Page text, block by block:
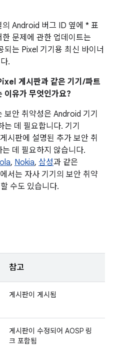
Android 버그 ID 옆에 * 표
문제에 관한 업데이트는
되는 Pixel 기기용 최신 바이너
.
게시판과 같은 기기/파트
이유가 무엇인가요?
보안 취약성은 Android 기기
데 필요합니다. 기기
시판에 설명된 추가 보안 취
데 필요하지 않습니다.
, Nokia, 삼성과 같은
서는 자사 기기의 보안 취약
수도 있습니다.
참고
게시판이 게시됨
게시판이 수정되어 AOSP 링
크 포함됨